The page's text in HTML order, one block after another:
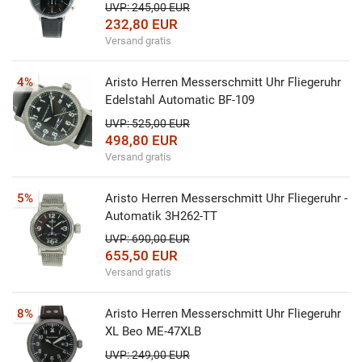
UVP: 245,00 EUR
232,80 EUR
Versand gratis
Aristo Herren Messerschmitt Uhr Fliegeruhr
Edelstahl Automatic BF-109
UVP: 525,00 EUR
498,80 EUR
Versand gratis
4%
Aristo Herren Messerschmitt Uhr Fliegeruhr -
Automatik 3H262-TT
UVP: 690,00 EUR
655,50 EUR
Versand gratis
5%
Aristo Herren Messerschmitt Uhr Fliegeruhr
XL Beo ME-47XLB
UVP: 249,00 EUR
8%